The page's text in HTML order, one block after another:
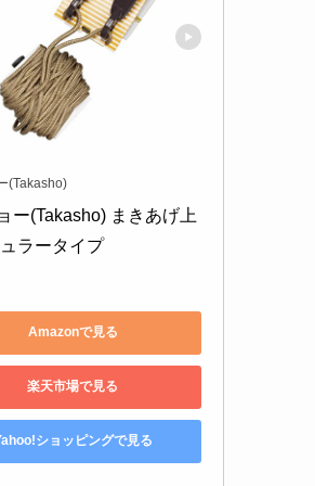
(Takasho)
ー(Takasho) まきあげ上
ラータイプ
Amazonで見る
楽天市場で見る
ショッピングで見る